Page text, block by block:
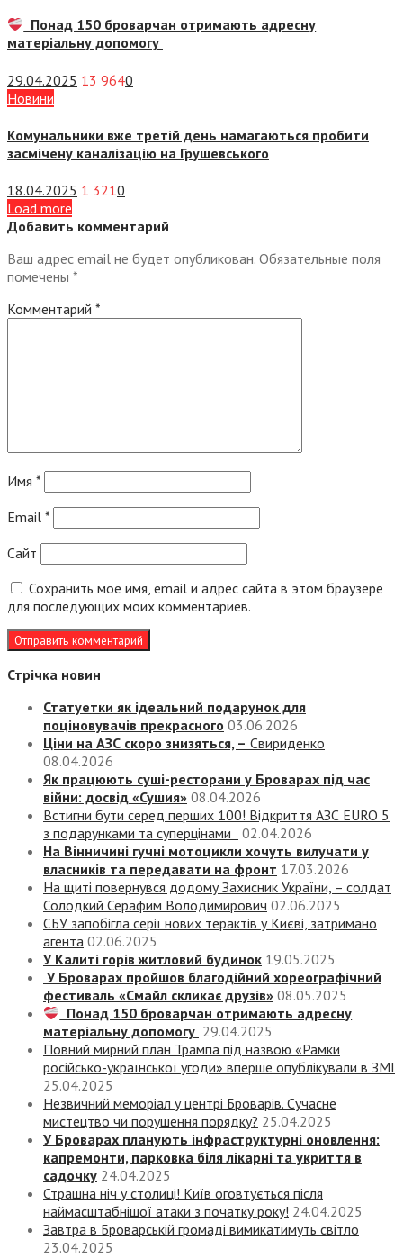
Понад 150 броварчан отримають адресну
матеріальну допомогу
29.04.2025 13 9640
Новини
Комунальники вже третій день намагаються пробити
засмічену каналізацію на Грушевського
18.04.2025 1 3210
Load more
Добавить комментарий
Ваш адрес email не будет опубликован. Обязательные поля
помечены *
Комментарий *
Имя *
Email *
Сайт
Сохранить моё имя, email и адрес сайта в этом браузере
для последующих моих комментариев.
Стрічка новин
Статуетки як ідеальний подарунок для
поціновувачів прекрасного 03.06.2026
Ціни на АЗС скоро знизяться, – Свириденко
08.04.2026
Як працюють суші-ресторани у Броварах під час
війни: досвід «Сушия» 08.04.2026
Встигни бути серед перших 100! Відкриття АЗС EURO 5
з подарунками та суперцінами
02.04.2026
На Вінничині гучні мотоцикли хочуть вилучати у
власників та передавати на фронт 17.03.2026
На щиті повернувся додому Захисник України, – солдат
Солодкий Серафим Володимирович 02.06.2025
СБУ запобігла серії нових терактів у Києві, затримано
агента 02.06.2025
У Калиті горів житловий будинок 19.05.2025
У Броварах пройшов благодійний хореографічний
фестиваль «Смайл скликає друзів» 08.05.2025
Понад 150 броварчан отримають адресну
матеріальну допомогу 29.04.2025
Повний мирний план Трампа під назвою «‎Рамки
російсько-української угоди» вперше опублікували в ЗМІ
25.04.2025
Незвичний меморіал у центрі Броварів. Сучасне
мистецтво чи порушення порядку? 25.04.2025
У Броварах планують інфраструктурні оновлення:
капремонти, парковка біля лікарні та укриття в
садочку 24.04.2025
Страшна ніч у столиці! Київ оговтується після
наймасштабнішої атаки з початку року! 24.04.2025
Завтра в Броварській громаді вимикатимуть світло
23.04.2025